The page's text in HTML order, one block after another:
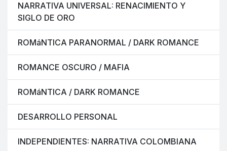
NARRATIVA UNIVERSAL: RENACIMIENTO Y
SIGLO DE ORO
ROMáNTICA PARANORMAL / DARK ROMANCE
ROMANCE OSCURO / MAFIA
ROMáNTICA / DARK ROMANCE
DESARROLLO PERSONAL
INDEPENDIENTES: NARRATIVA COLOMBIANA